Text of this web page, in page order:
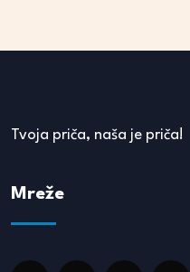
Tvoja priča, naša je priča!
Mreže